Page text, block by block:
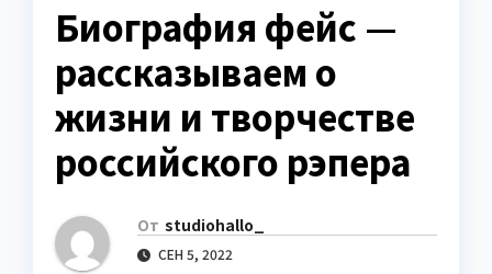
Биография фейс —
рассказываем о
жизни и творчестве
российского рэпера
От studiohallo_
СЕН 5, 2022